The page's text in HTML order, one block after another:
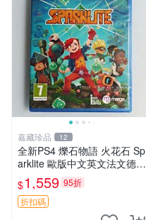
嘉藏珍品 12
全新PS4 爍石物語 火花石 Sp
arklite 歐版中文英文法文德文
【支持PSPS5】 【原裝正版
實體游戲】 【歐版支持中
文，英文，法文（法國）
$1,559 95折
折扣碼